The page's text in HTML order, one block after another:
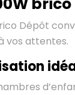
Dépôt
vos attentes.